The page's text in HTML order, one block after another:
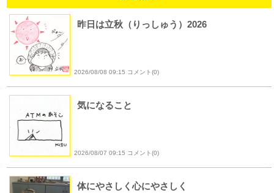
昨日は立秋（りっしゅう）2026
2026/08/08 09:15 コメント(0)
気になること
2026/08/07 09:15 コメント(0)
体にやさしく心にやさしく